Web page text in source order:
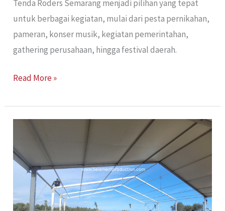
Tenda Roders Semarang menjadi pilihan yang tepat
untuk berbagai kegiatan, mulai dari pesta pernikahan,
pameran, konser musik, kegiatan pemerintahan,
gathering perusahaan, hingga festival daerah.
Read More »
Roder
Semarang